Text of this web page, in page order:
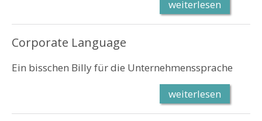
weiterlesen
Corporate Language
Ein bisschen Billy für die Unternehmenssprache
weiterlesen